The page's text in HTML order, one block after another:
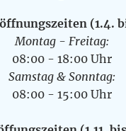
(1.4.
Montag - Freitag:
08:00 - 18:00 Uhr
Samstag & Sonntag:
08:00 - 15:00 Uhr